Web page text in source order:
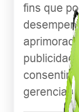
fins que
consentir
gerenciar